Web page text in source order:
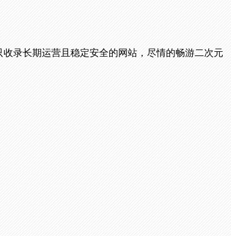
录长期运营且稳定安全的网站，尽情的畅游二次元